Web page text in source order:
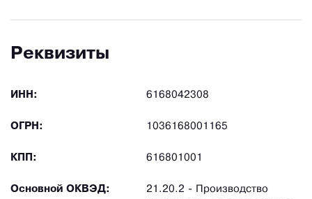
Реквизиты
ИНН: 6168042308
ОГРН: 1036168001165
КПП: 616801001
Основной ОКВЭД:
21.20.2 - Производство